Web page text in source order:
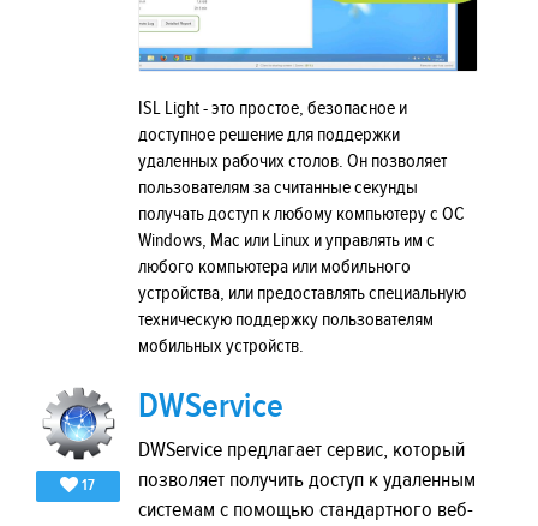
ISL Light - это простое, безопасное и
доступное решение для поддержки
удаленных рабочих столов. Он позволяет
пользователям за считанные секунды
получать доступ к любому компьютеру с ОС
Windows, Mac или Linux и управлять им с
любого компьютера или мобильного
устройства, или предоставлять специальную
техническую поддержку пользователям
мобильных устройств.
17
DWService
DWService предлагает сервис, который
позволяет получить доступ к удаленным
системам с помощью стандартного веб-